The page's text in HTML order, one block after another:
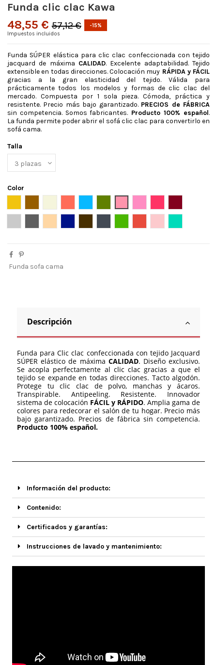
Funda clic clac Kawa
48,55 € 57,12 €
-15%
Impuestos incluidos
Funda SÚPER elástica para clic clac confeccionada con tejido
jacquard de máxima CALIDAD. Excelente adaptabilidad. Tejido
extensible en todas direcciones. Colocación muy RÁPIDA y FÁCIL
gracias a la gran elasticidad del tejido. Válida para
prácticamente todos los modelos y formas de clic clac del
mercado. Compuesta por 1 sola pieza. Cómoda, práctica y
resistente. Precio más bajo garantizado. PRECIOS de FÁBRICA
sin competencia. Somos fabricantes. Producto 100% español.
La funda permite poder abrir el sofá clic clac para convertirlo en
sofá cama.
Talla
Color
Funda sofa cama
Descripción
Funda para Clic clac confeccionada con tejido Jacquard
SÚPER elástico de máxima CALIDAD. Diseño exclusivo.
Se acopla perfectamente al clic clac gracias a que el
tejido se expande en todas direcciones. Tacto algodón.
Protege tu clic clac de polvo, manchas y ácaros.
Transpirable. Antipeeling. Resistente. Innovador
sistema de colocación FÁCIL y RÁPIDO. Amplia gama de
colores para redecorar el salón de tu hogar. Precio más
bajo garantizado. Precios de fábrica sin competencia.
Producto 100% español.
Información del producto:
Contenido:
Certificados y garantías:
Instrucciones de lavado y mantenimiento: